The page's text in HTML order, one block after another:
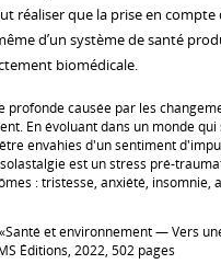
réaliser que la prise en compte
d’un système de santé
biomédicale.
profonde causée par les
En évoluant dans un monde
envahies d'un sentiment
est un stress pré-
: tristesse, anxiété, insomnie,
et environnement — Vers
Éditions, 2022, 502 pages